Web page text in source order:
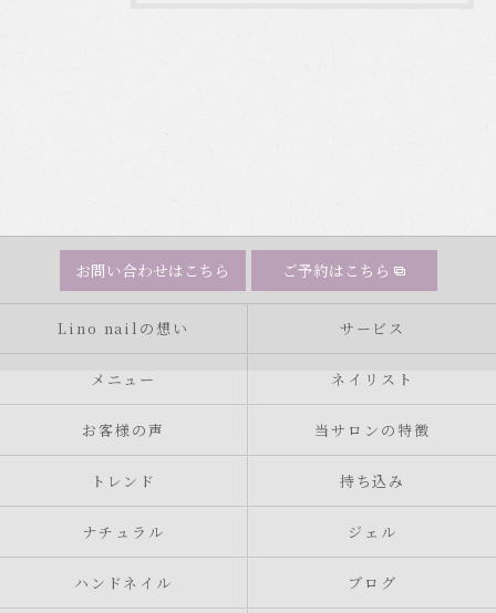
お問い合わせはこちら ご予約はこちら
Lino nailの想い サービス
メニュー ネイリスト
お客様の声 当サロンの特徴
トレンド 持ち込み
ナチュラル ジェル
ハンドネイル ブログ